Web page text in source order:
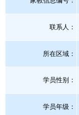
联系人：
所在区域：
学员性别：
学员年级：